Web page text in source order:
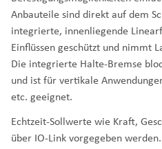
Anbauteile sind direkt auf dem
integrierte, innenliegende
Einflüssen geschützt und nimmt
Die integrierte Halte-Bremse
und ist für vertikale
etc. geeignet.
Echtzeit-Sollwerte wie Kraft,
über IO-Link vorgegeben